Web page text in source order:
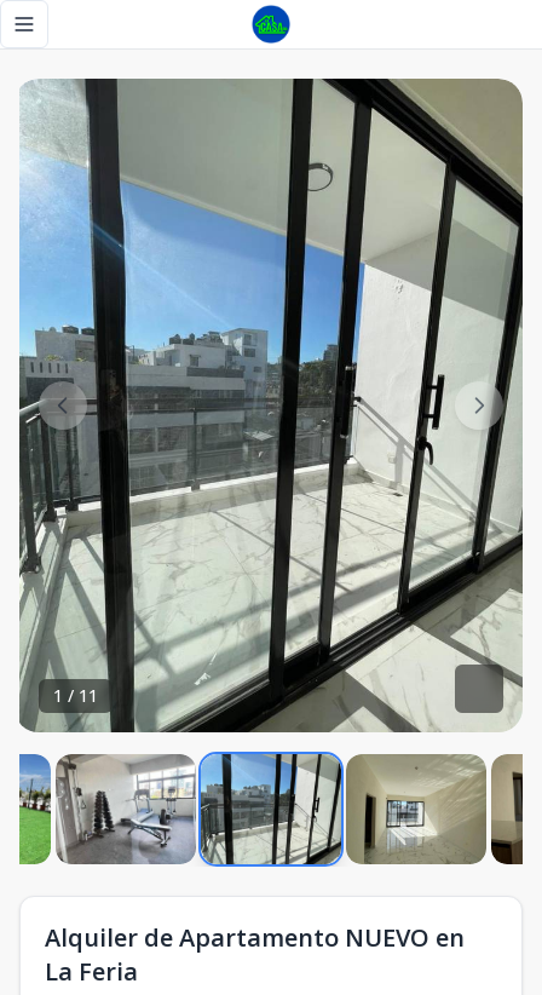
Toggle navigation menu
1 / 11
Alquiler de Apartamento NUEVO en
La Feria
Alquiler de Apartamento NUEVO en La Feria - Tu Casa RD